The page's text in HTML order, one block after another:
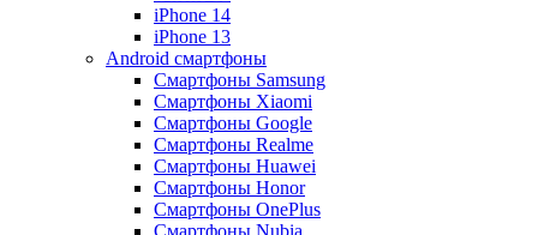
iPhone 14
iPhone 13
Android cмартфоны
Смартфоны Samsung
Смартфоны Xiaomi
Смартфоны Google
Смартфоны Realme
Смартфоны Huawei
Смартфоны Honor
Смартфоны OnePlus
Смартфоны Nubia